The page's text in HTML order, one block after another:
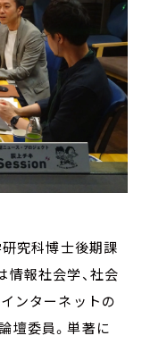
究科博士後期課
情報社会学、社会
ンターネットの
壇委員。単著に